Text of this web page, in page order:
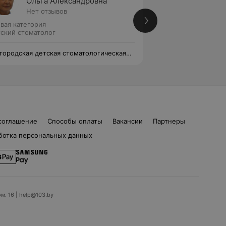
Нет отзывов
категория
стоматолог
детская стоматологическая
Способы оплаты Вакансии
Партнеры
персональных данных
16 | help@103.by